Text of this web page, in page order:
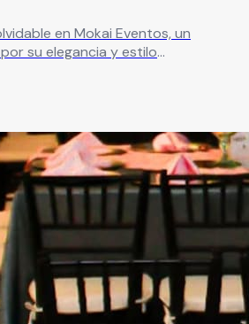
en Mokai Eventos, un
su elegancia y estilo
tipos de celebraciones,
diseño y el ambiente ideal para
y memorable.Leer más